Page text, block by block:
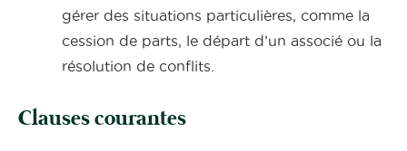
gérer des situations particulières, comme la
cession de parts, le départ d’un associé ou la
résolution de conflits.
Clauses courantes